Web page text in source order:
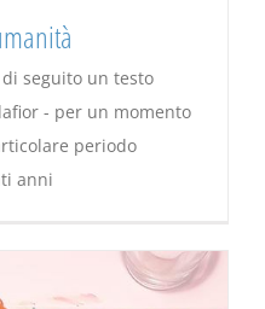
seguito un testo
- per un momento
periodo
anni